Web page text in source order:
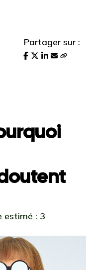
Partager sur :
estimé : 3